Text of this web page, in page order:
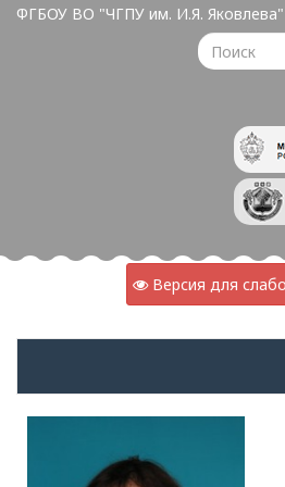
ФГБОУ ВО "ЧГПУ им. И.Я. Яковлева"
Версия для